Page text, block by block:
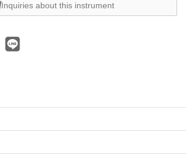
Inquiries about this instrument